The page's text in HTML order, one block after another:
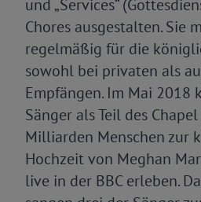
und „Services“
Chores ausgestalten. Sie
regelmäßig für die
sowohl bei privaten als
Empfängen. Im Mai 2018
Sänger als Teil des
Milliarden Menschen zur
Hochzeit von Meghan
live in der BBC erleben.